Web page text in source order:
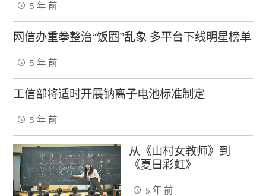
5 年 前
网信办重拳整治“饭圈”乱象 多平台下线明星榜单
5 年 前
工信部将适时开展钠离子电池标准制定
5 年 前
从《山村女教师》到
《夏日彩虹》
5 年 前